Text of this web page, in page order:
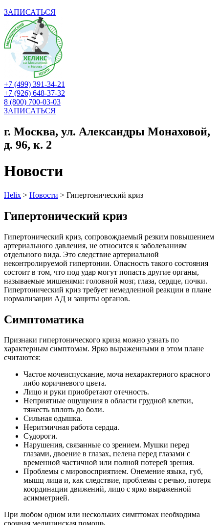
ЗАПИСАТЬСЯ
+7 (499) 391-34-21
+7 (926) 648-37-32
8 (800) 700-03-03
ЗАПИСАТЬСЯ
г. Москва, ул. Александры Монаховой,
д. 96, к. 2
Новости
Helix > Новости > Гипертонический криз
Гипертонический криз
Гипертонический криз, сопровождаемый резким повышением
артериального давления, не относится к заболеваниям
отдельного вида. Это следствие артериальной
неконтролируемой гипертонии. Опасность такого состояния
состоит в том, что под удар могут попасть другие органы,
называемые мишенями: головной мозг, глаза, сердце, почки.
Гипертонический криз требует немедленной реакции в плане
нормализации АД и защиты органов.
Симптоматика
Признаки гипертонического криза можно узнать по
характерным симптомам. Ярко выраженными в этом плане
считаются:
Частое мочеиспускание, моча нехарактерного красного
либо коричневого цвета.
Лицо и руки приобретают отечность.
Неприятные ощущения в области грудной клетки,
тяжесть вплоть до боли.
Сильная одышка.
Неритмичная работа сердца.
Судороги.
Нарушения, связанные со зрением. Мушки перед
глазами, двоение в глазах, пелена перед глазами с
временной частичной или полной потерей зрения.
Проблемы с мировосприятием. Онемение языка, губ,
мышц лица и, как следствие, проблемы с речью, потеря
координации движений, лицо с ярко выраженной
асимметрией.
При любом одном или нескольких симптомах необходима